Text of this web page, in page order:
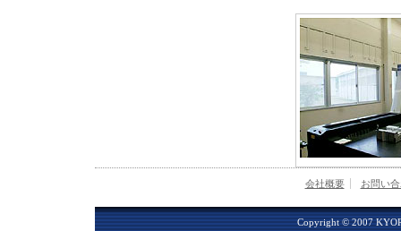
会社概要 お問い
Copyright © 2007